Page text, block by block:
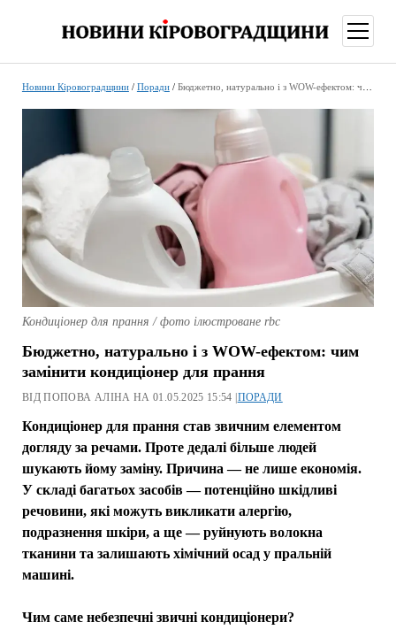
меню
Новини Кіровоградщини/ Поради/ Бюджетно, натурально і з WOW-ефектом: чим замінити кондиціонер для прання
Кондиціонер для прання / фото ілюстроване rbc
Бюджетно, натурально і з WOW-ефектом: чим
замінити кондиціонер для прання
ВІД ПОПОВА АЛІНА НА 01.05.2025 15:54 |ПОРАДИ
Кондиціонер для прання став звичним елементом
догляду за речами. Проте дедалі більше людей
шукають йому заміну. Причина — не лише економія.
У складі багатьох засобів — потенційно шкідливі
речовини, які можуть викликати алергію,
подразнення шкіри, а ще — руйнують волокна
тканини та залишають хімічний осад у пральній
машині.
Чим саме небезпечні звичні кондиціонери?